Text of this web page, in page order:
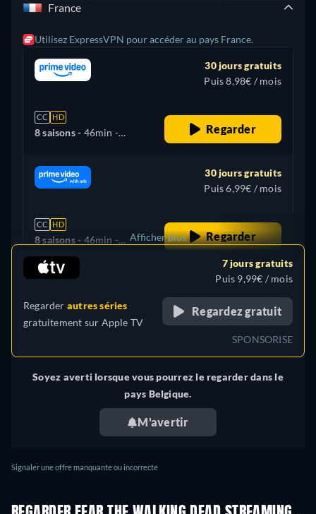
France
Utilisez ExpressVPN pour accéder au pays France.
CC HD
8 saisons - 46min -
Anglais, Espagnol
30 jours gratuits
Puis 8,98€ / mois
Regarder
CC HD
8 saisons - 46min -
Français, Allemand,
Anglais, Espagnol
30 jours gratuits
Puis 6,99€ / mois
Regarder
Guyane française
Afficher plus
Regarder autres séries
gratuitement sur Apple TV
7 jours gratuits
Puis 9,99€ / mois
Regardez gratuit
SPONSORISE
Soyez averti lorsque vous pourrez le regarder dans le
pays Belgique.
M'avertir
Signaler une offre manquante ou incorrecte